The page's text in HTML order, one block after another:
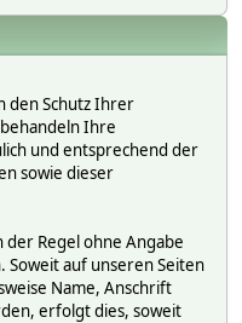
den Schutz Ihrer
Ihre
und entsprechend der
sowie dieser
Regel ohne Angabe
auf unseren Seiten
Name, Anschrift
erfolgt dies, soweit